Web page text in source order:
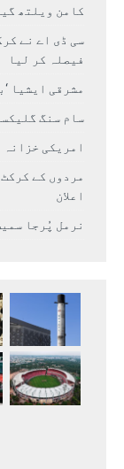
کامن ویلتھ
سی ڈی اے نے
فیصلہ کر لیا
مشرقی ایشیا
سام سنگ گلیکسی ایس 27 الٹرا سے ایک
امریکی
اعلان
نرمل پُرجا سمیت 10 کوہ پیما براڈ پیک پر